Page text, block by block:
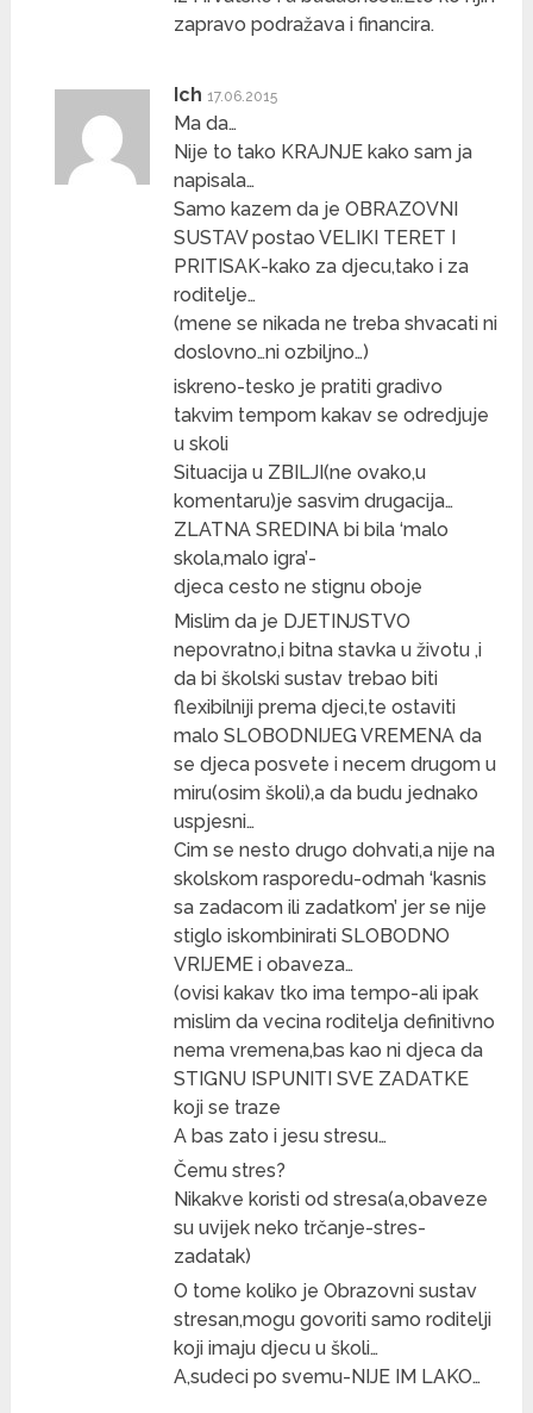
zapravo podražava i financira.
Ich 17.06.2015
Ma da…
Nije to tako KRAJNJE kako sam ja
napisala…
Samo kazem da je OBRAZOVNI
SUSTAV postao VELIKI TERET I
PRITISAK-kako za djecu,tako i za
roditelje…
(mene se nikada ne treba shvacati ni
doslovno…ni ozbiljno…)
iskreno-tesko je pratiti gradivo
takvim tempom kakav se odredjuje
u skoli
Situacija u ZBILJI(ne ovako,u
komentaru)je sasvim drugacija…
ZLATNA SREDINA bi bila ‘malo
skola,malo igra’-
djeca cesto ne stignu oboje
Mislim da je DJETINJSTVO
nepovratno,i bitna stavka u životu ,i
da bi školski sustav trebao biti
flexibilniji prema djeci,te ostaviti
malo SLOBODNIJEG VREMENA da
se djeca posvete i necem drugom u
miru(osim školi),a da budu jednako
uspjesni…
Cim se nesto drugo dohvati,a nije na
skolskom rasporedu-odmah ‘kasnis
sa zadacom ili zadatkom’ jer se nije
stiglo iskombinirati SLOBODNO
VRIJEME i obaveza…
(ovisi kakav tko ima tempo-ali ipak
mislim da vecina roditelja definitivno
nema vremena,bas kao ni djeca da
STIGNU ISPUNITI SVE ZADATKE
koji se traze
A bas zato i jesu stresu…
Čemu stres?
Nikakve koristi od stresa(a,obaveze
su uvijek neko trčanje-stres-
zadatak)
O tome koliko je Obrazovni sustav
stresan,mogu govoriti samo roditelji
koji imaju djecu u školi…
A,sudeci po svemu-NIJE IM LAKO…